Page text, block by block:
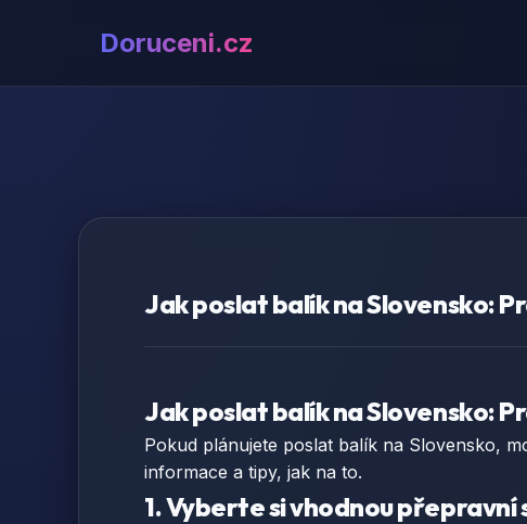
Doruceni.cz
Jak poslat balík na Slovensko:
Jak poslat balík na Slovensko:
Pokud plánujete poslat balík na Slovensko,
informace a tipy, jak na to.
1. Vyberte si vhodnou přepravní